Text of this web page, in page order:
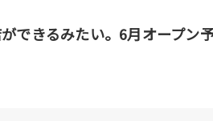
できるみたい。6月オープン